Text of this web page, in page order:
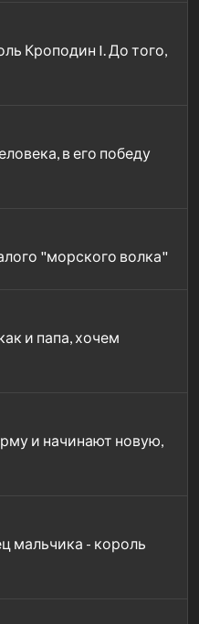
Кроподин I. До того,
в его победу
"морского волка"
и папа, хочем
и начинают новую,
мальчика - король